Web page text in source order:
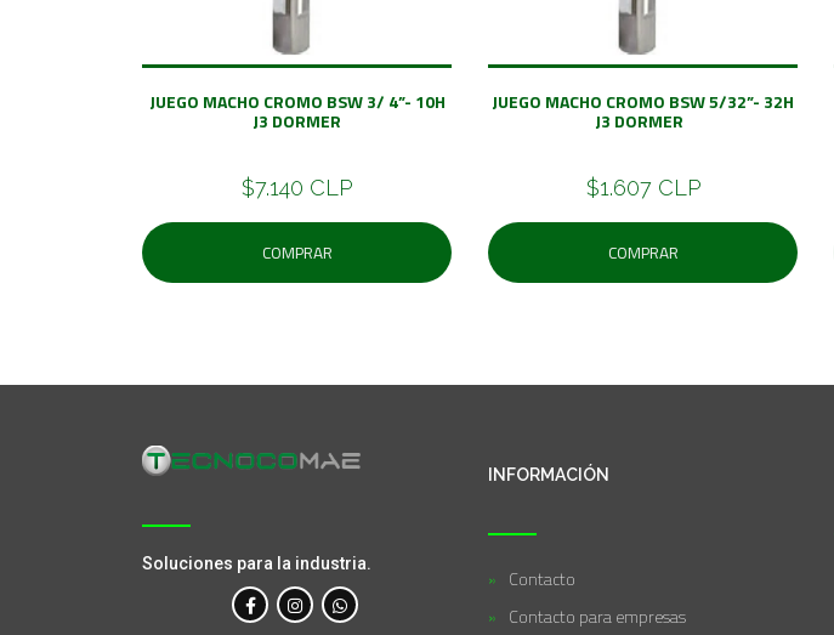
JUEGO MACHO CROMO BSW 3/ 4”- 10H
J3 DORMER
$7.140 CLP
COMPRAR
JUEGO MACHO CROMO BSW 5/32”- 32H
J3 DORMER
$1.607 CLP
COMPRAR
Soluciones para la industria.
INFORMACIÓN
Contacto
Contacto para empresas